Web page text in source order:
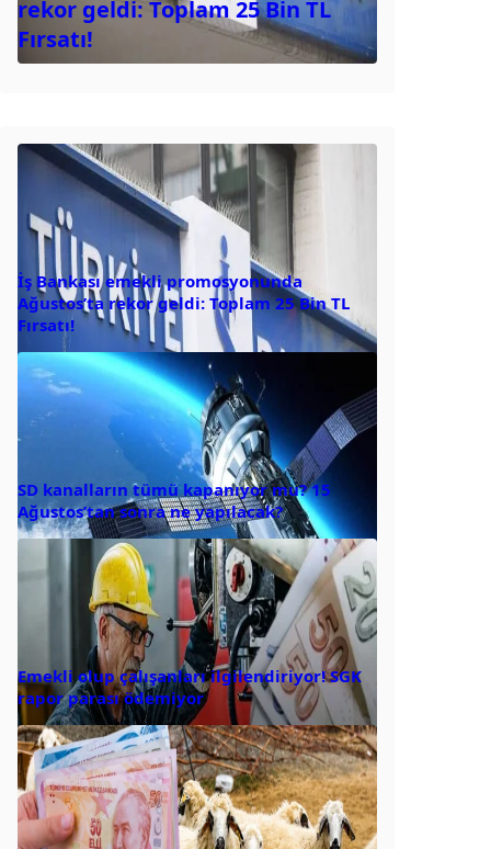
rekor geldi: Toplam 25 Bin TL
Fırsatı!
İş Bankası emekli promosyonunda
Ağustos’ta rekor geldi: Toplam 25 Bin TL
Fırsatı!
SD kanalların tümü kapanıyor mu? 15
Ağustos’tan sonra ne yapılacak?
Emekli olup çalışanları ilgilendiriyor! SGK
rapor parası ödemiyor